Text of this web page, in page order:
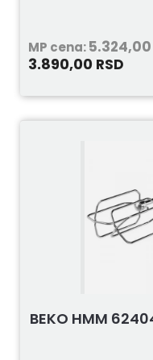
MP cena:5.324,00
3.890,00 RSD
BEKO HMM